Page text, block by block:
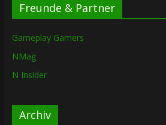
Freunde & Partner
Gameplay Gamers
NMag
N Insider
Archiv